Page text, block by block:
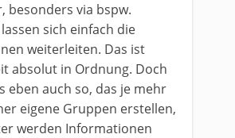
besonders via bspw.
sich einfach die
weiterleiten. Das ist
absolut in Ordnung. Doch
eben auch so, das je mehr
eigene Gruppen erstellen,
werden Informationen